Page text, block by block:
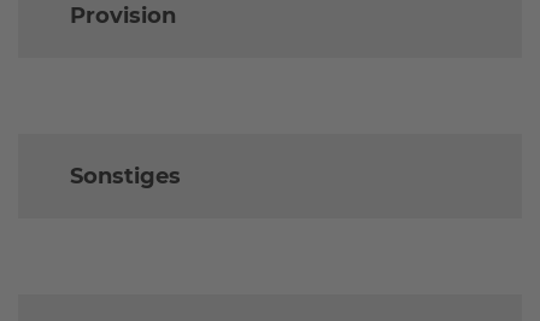
Provision
Sonstiges